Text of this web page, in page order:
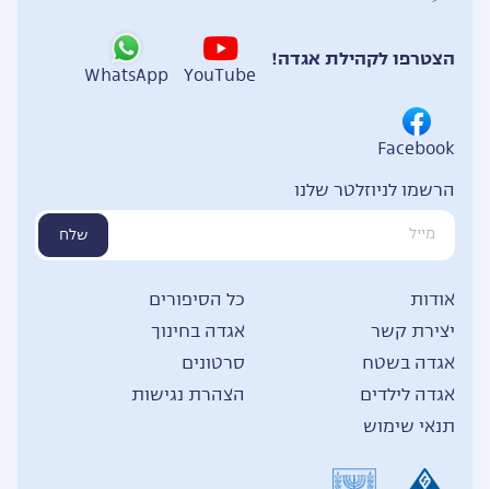
הצטרפו לקהילת אגדה!
YouTube
WhatsApp
Facebook
הרשמו לניוזלטר שלנו
שלח
אודות
כל הסיפורים
יצירת קשר
הצהרת נגישות
אגדה בחינוך
אגדה בשטח
תנאי שימוש
סרטונים
אגדה לילדים